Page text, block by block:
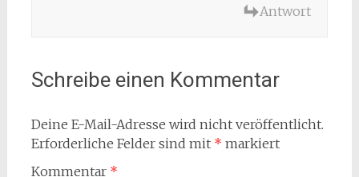
Antwort
Schreibe einen Kommentar
Deine E-Mail-Adresse wird nicht veröffentlicht.
Erforderliche Felder sind mit * markiert
Kommentar *